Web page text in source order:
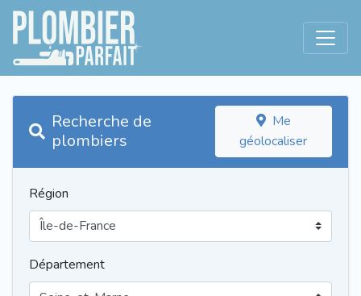
Recherche de
plombiers
Me
géolocaliser
Région
Département